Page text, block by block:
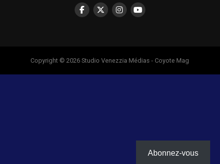
Copyright © 2026 Studio Venezzia Médias - Coyote Mag
Abonnez-vous